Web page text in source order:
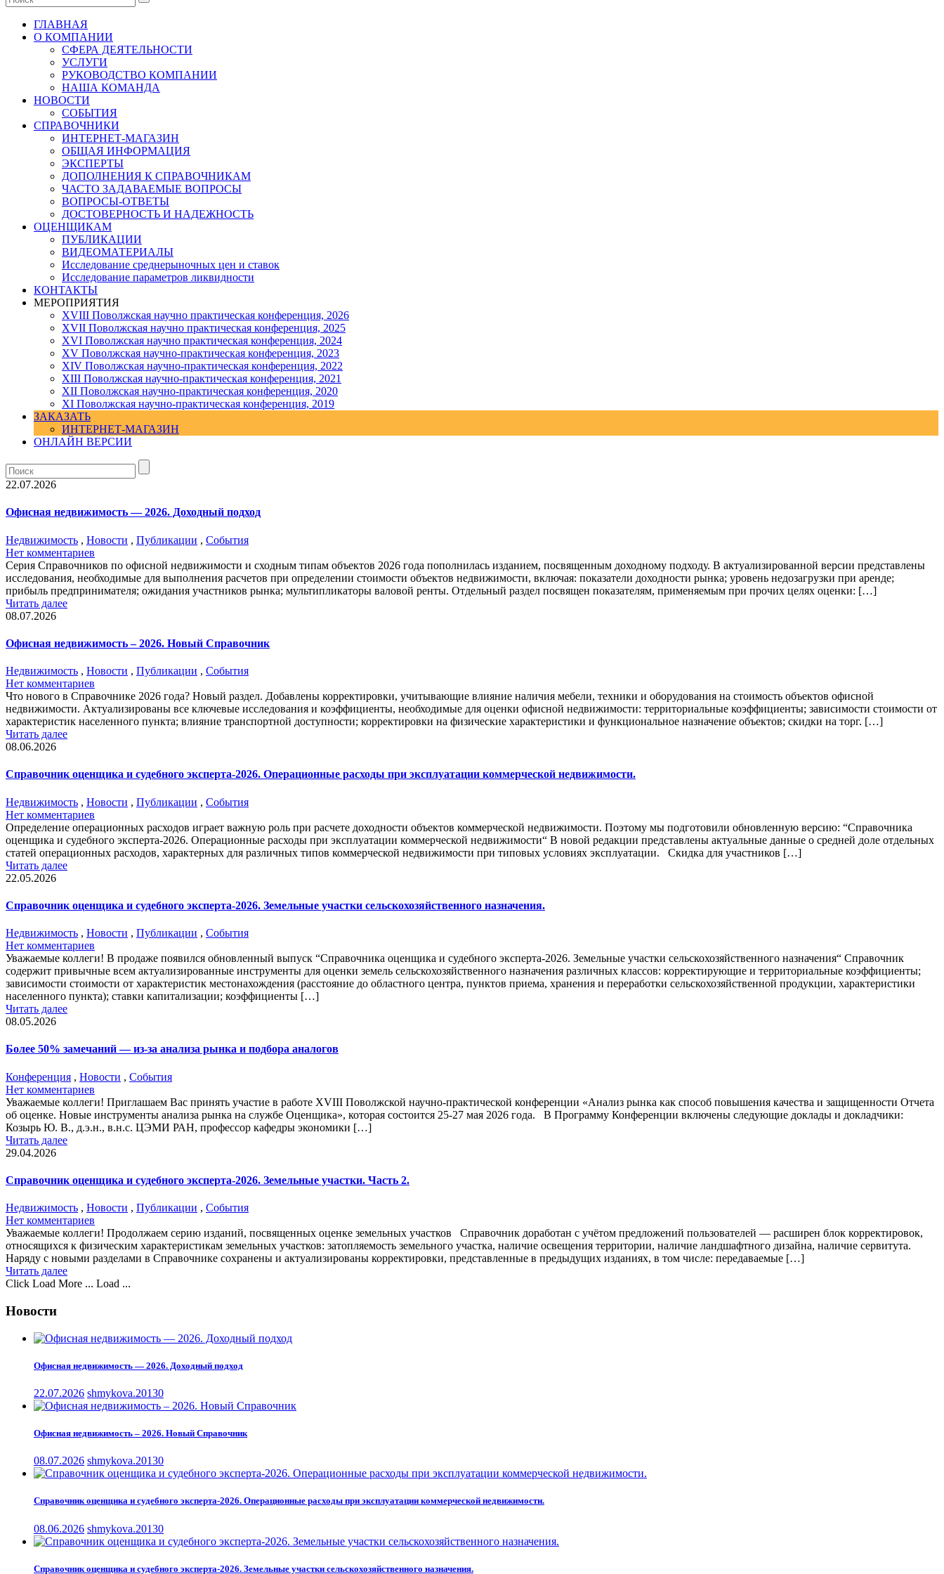
ГЛАВНАЯ
О КОМПАНИИ
СФЕРА ДЕЯТЕЛЬНОСТИ
УСЛУГИ
РУКОВОДСТВО КОМПАНИИ
НАША КОМАНДА
НОВОСТИ
СОБЫТИЯ
СПРАВОЧНИКИ
ИНТЕРНЕТ-МАГАЗИН
ОБЩАЯ ИНФОРМАЦИЯ
ЭКСПЕРТЫ
ДОПОЛНЕНИЯ К СПРАВОЧНИКАМ
ЧАСТО ЗАДАВАЕМЫЕ ВОПРОСЫ
ВОПРОСЫ-ОТВЕТЫ
ДОСТОВЕРНОСТЬ И НАДЕЖНОСТЬ
ОЦЕНЩИКАМ
ПУБЛИКАЦИИ
ВИДЕОМАТЕРИАЛЫ
Исследование среднерыночных цен и ставок
Исследование параметров ликвидности
КОНТАКТЫ
МЕРОПРИЯТИЯ
XVIII Поволжская научно практическая конференция, 2026
XVII Поволжская научно практическая конференция, 2025
XVI Поволжская научно практическая конференция, 2024
ХV Поволжская научно-практическая конференция, 2023
ХIV Поволжская научно-практическая конференция, 2022
ХIII Поволжская научно-практическая конференция, 2021
ХII Поволжская научно-практическая конференция, 2020
XI Поволжская научно-практическая конференция, 2019
ЗАКАЗАТЬ
ИНТЕРНЕТ-МАГАЗИН
ОНЛАЙН ВЕРСИИ
22.07.2026
Офисная недвижимость — 2026. Доходный подход
Недвижимость , Новости , Публикации , События
Нет комментариев
Серия Справочников по офисной недвижимости и сходным типам объектов 2026 года пополнилась изданием, посвященным доходному подходу. В актуализированной версии представлены
исследования, необходимые для выполнения расчетов при определении стоимости объектов недвижимости, включая: показатели доходности рынка; уровень недозагрузки при аренде;
прибыль предпринимателя; ожидания участников рынка; мультипликаторы валовой ренты. Отдельный раздел посвящен показателям, применяемым при прочих целях оценки: […]
Читать далее
08.07.2026
Офисная недвижимость – 2026. Новый Справочник
Недвижимость , Новости , Публикации , События
Нет комментариев
Что нового в Справочнике 2026 года? Новый раздел. Добавлены корректировки, учитывающие влияние наличия мебели, техники и оборудования на стоимость объектов офисной
недвижимости. Актуализированы все ключевые исследования и коэффициенты, необходимые для оценки офисной недвижимости: территориальные коэффициенты; зависимости стоимости от
характеристик населенного пункта; влияние транспортной доступности; корректировки на физические характеристики и функциональное назначение объектов; скидки на торг. […]
Читать далее
08.06.2026
Справочник оценщика и судебного эксперта-2026. Операционные расходы при эксплуатации коммерческой недвижимости.
Недвижимость , Новости , Публикации , События
Нет комментариев
Определение операционных расходов играет важную роль при расчете доходности объектов коммерческой недвижимости. Поэтому мы подготовили обновленную версию: “Справочника
оценщика и судебного эксперта-2026. Операционные расходы при эксплуатации коммерческой недвижимости“ В новой редакции представлены актуальные данные о средней доле отдельных
статей операционных расходов, характерных для различных типов коммерческой недвижимости при типовых условиях эксплуатации. Скидка для участников […]
Читать далее
22.05.2026
Справочник оценщика и судебного эксперта-2026. Земельные участки сельскохозяйственного назначения.
Недвижимость , Новости , Публикации , События
Нет комментариев
Уважаемые коллеги! В продаже появился обновленный выпуск “Справочника оценщика и судебного эксперта-2026. Земельные участки сельскохозяйственного назначения“ Справочник
содержит привычные всем актуализированные инструменты для оценки земель сельскохозяйственного назначения различных классов: корректирующие и территориальные коэффициенты;
зависимости стоимости от характеристик местонахождения (расстояние до областного центра, пунктов приема, хранения и переработки сельскохозяйственной продукции, характеристики
населенного пункта); ставки капитализации; коэффициенты […]
Читать далее
08.05.2026
Более 50% замечаний — из-за анализа рынка и подбора аналогов
Конференция , Новости , События
Нет комментариев
Уважаемые коллеги! Приглашаем Вас принять участие в работе XVIII Поволжской научно-практической конференции «Анализ рынка как способ повышения качества и защищенности Отчета
об оценке. Новые инструменты анализа рынка на службе Оценщика», которая состоится 25-27 мая 2026 года. В Программу Конференции включены следующие доклады и докладчики:
Козырь Ю. В., д.э.н., в.н.с. ЦЭМИ РАН, профессор кафедры экономики […]
Читать далее
29.04.2026
Справочник оценщика и судебного эксперта-2026. Земельные участки. Часть 2.
Недвижимость , Новости , Публикации , События
Нет комментариев
Уважаемые коллеги! Продолжаем серию изданий, посвященных оценке земельных участков Справочник доработан с учётом предложений пользователей — расширен блок корректировок,
относящихся к физическим характеристикам земельных участков: затопляемость земельного участка, наличие освещения территории, наличие ландшафтного дизайна, наличие сервитута.
Наряду с новыми разделами в Справочнике сохранены и актуализированы корректировки, представленные в предыдущих изданиях, в том числе: передаваемые […]
Читать далее
Click Load More ... Load ...
Новости
Офисная недвижимость — 2026. Доходный подход
22.07.2026 shmykova.20130
Офисная недвижимость – 2026. Новый Справочник
08.07.2026 shmykova.20130
Справочник оценщика и судебного эксперта-2026. Операционные расходы при эксплуатации коммерческой недвижимости.
08.06.2026 shmykova.20130
Справочник оценщика и судебного эксперта-2026. Земельные участки сельскохозяйственного назначения.